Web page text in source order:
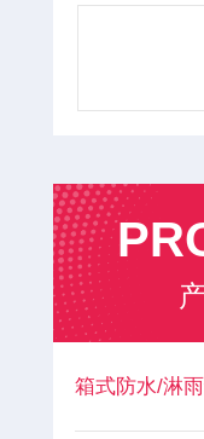
箱式防水/淋